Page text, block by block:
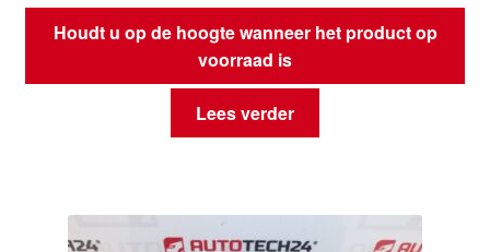
Houdt u op de hoogte wanneer het product op
voorraad is
Lees verder